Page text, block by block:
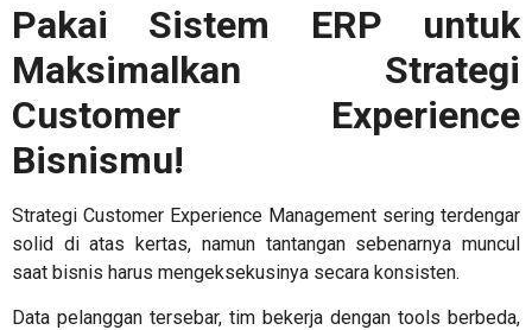
Pakai Sistem ERP untuk
Maksimalkan Strategi
Customer Experience
Bisnismu!
Strategi Customer Experience Management sering terdengar
solid di atas kertas, namun tantangan sebenarnya muncul
saat bisnis harus mengeksekusinya secara konsisten.
Data pelanggan tersebar, tim bekerja dengan tools berbeda,